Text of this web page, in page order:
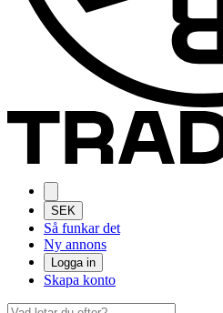
SEK
Så funkar det
Ny annons
Logga in
Skapa konto